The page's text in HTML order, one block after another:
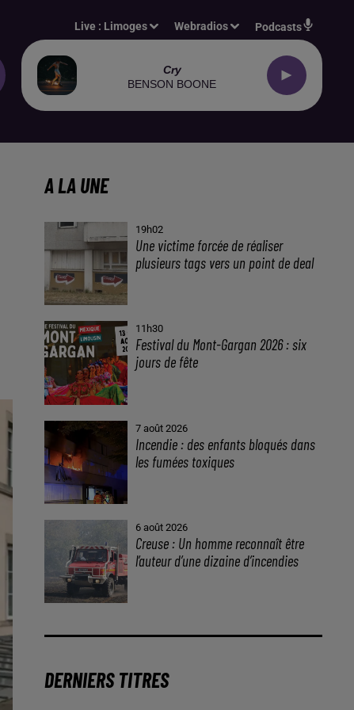
Live : Limoges Webradios Podcasts
Cry
BENSON BOONE
A LA UNE
19h02
Une victime forcée de réaliser
plusieurs tags vers un point de deal
11h30
Festival du Mont-Gargan 2026 : six
jours de fête
7 août 2026
Incendie : des enfants bloqués dans
les fumées toxiques
6 août 2026
Creuse : Un homme reconnaît être
l’auteur d’une dizaine d’incendies
DERNIERS TITRES